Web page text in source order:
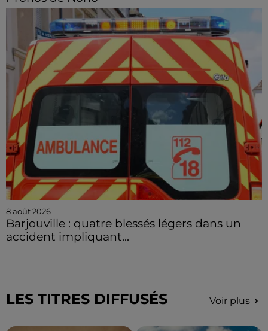
8 août 2026
Barjouville : quatre blessés légers dans un
accident impliquant...
LES TITRES DIFFUSÉS Voir plus